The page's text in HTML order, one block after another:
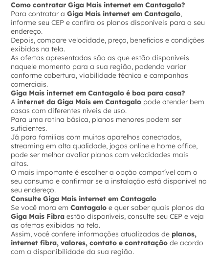
Como contratar Giga Mais internet em Cantagalo?
Para contratar aGiga Mais internet em Cantagalo,
informe seu CEP e confira os planos disponíveis para o seu
endereço.
Depois, compare velocidade, preço, benefícios e condições
exibidas na tela.
As ofertas apresentadas são as que estão disponíveis
naquele momento para a sua região, podendo variar
conforme cobertura, viabilidade técnica e campanhas
comerciais.
Giga Mais internet em Cantagalo é boa para casa?
A internet da Giga Mais em Cantagalo pode atender bem
casas com diferentes níveis de uso.
Para uma rotina básica, planos menores podem ser
suficientes.
Já para famílias com muitos aparelhos conectados,
streaming em alta qualidade, jogos online e home office,
pode ser melhor avaliar planos com velocidades mais
altas.
O mais importante é escolher a opção compatível com o
seu consumo e confirmar se a instalação está disponível no
seu endereço.
Consulte Giga Mais internet em Cantagalo
Se você mora emCantagalo e quer saber quais planos da
Giga Mais Fibra estão disponíveis, consulte seu CEP e veja
as ofertas exibidas na tela.
Assim, você confere informações atualizadas de planos,
internet fibra, valores, contato e contratação de acordo
com a disponibilidade da sua região.